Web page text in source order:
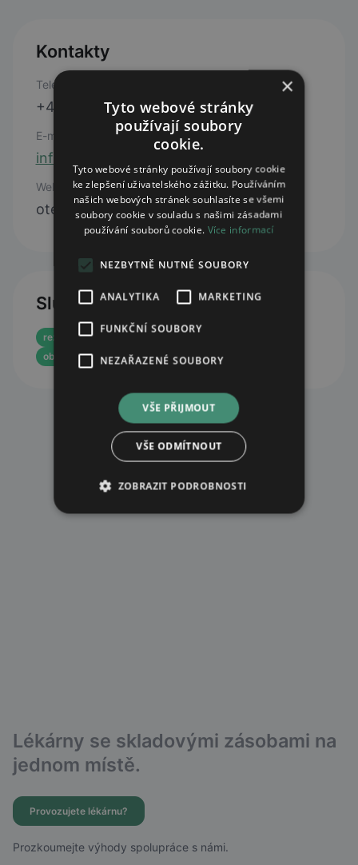
Kontakty
Telefon
+420 603 188 833
E-mail
info@lekarnalety.cz
Web
otevřít web
Služby
rezervace eReceptu
objednávka léků z centrálního skladu
Lékárny se skladovými zásobami na
jednom místě.
Provozujete lékárnu?
Prozkoumejte výhody spolupráce s námi.
×
Tyto webové stránky
používají soubory
cookie.
Tyto webové stránky používají soubory cookie
ke zlepšení uživatelského zážitku. Používáním
našich webových stránek souhlasíte se všemi
soubory cookie v souladu s našimi zásadami
používání souborů cookie. Více informací
NEZBYTNĚ NUTNÉ SOUBORY
ANALYTIKA MARKETING
FUNKČNÍ SOUBORY
NEZAŘAZENÉ SOUBORY
VŠE PŘIJMOUT
VŠE ODMÍTNOUT
ZOBRAZIT PODROBNOSTI